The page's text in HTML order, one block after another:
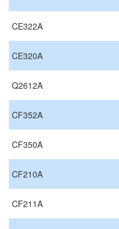
CE322A
CE320A
Q2612A
CF352A
CF350A
CF210A
CF211A